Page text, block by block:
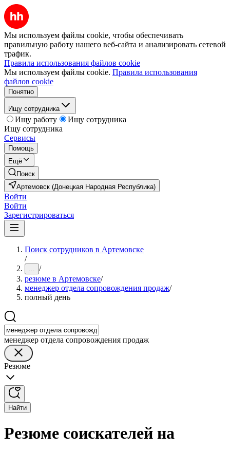
Мы используем файлы cookie, чтобы обеспечивать
правильную работу нашего веб-сайта и анализировать сетевой
трафик.
Правила использования файлов cookie
Мы используем файлы cookie. Правила использования
файлов cookie
Понятно
Ищу сотрудника
Ищу работу
Ищу сотрудника
Ищу сотрудника
Сервисы
Помощь
Ещё
Поиск
Артемовск (Донецкая Народная Республика)
Войти
Войти
Зарегистрироваться
Поиск сотрудников в Артемовске
/
... /
резюме в Артемовске/
менеджер отдела сопровождения продаж/
полный день
менеджер отдела сопровождения продаж
Резюме
Найти
Резюме соискателей на